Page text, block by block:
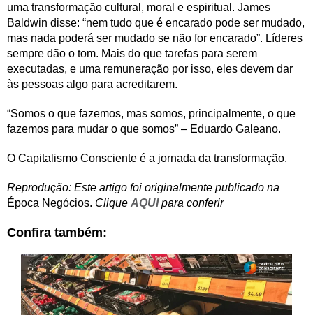
uma transformação cultural, moral e espiritual. James
Baldwin disse: “nem tudo que é encarado pode ser mudado,
mas nada poderá ser mudado se não for encarado”. Líderes
sempre dão o tom. Mais do que tarefas para serem
executadas, e uma remuneração por isso, eles devem dar
às pessoas algo para acreditarem.
“Somos o que fazemos, mas somos, principalmente, o que
fazemos para mudar o que somos” – Eduardo Galeano.
O Capitalismo Consciente é a jornada da transformação.
Reprodução: Este artigo foi originalmente publicado na
Época Negócios. Clique AQUIpara conferir
Confira também: